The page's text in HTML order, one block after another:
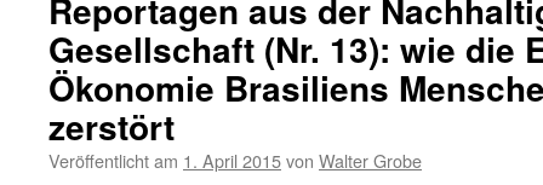
–
so
sehen
es
Reportagen aus der
Gesellschaft (Nr. 13): wie die
Ökonomie Brasiliens
zerstört
Veröffentlicht am 1. April 2015von Walter Grobe